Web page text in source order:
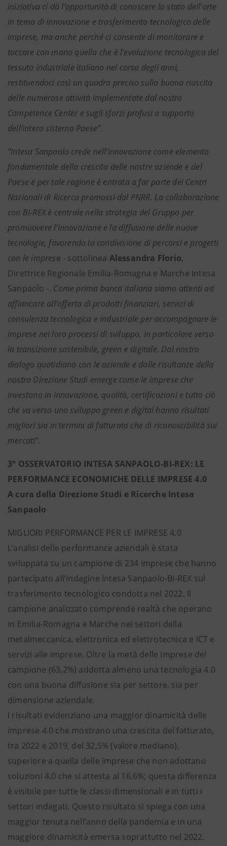
iniziativa ci dà l’opportunità di conoscere lo stato dell’arte
in tema di innovazione e trasferimento tecnologico delle
imprese, ma anche perché ci consente di monitorare e
toccare con mano quella che è l’evoluzione tecnologica del
tessuto industriale italiano nel corso degli anni,
restituendoci così un quadro preciso sulla buona riuscita
delle numerose attività implementate dal nostro
Competence Center e sugli sforzi profusi a supporto
dell’intero sistema Paese”.
“Intesa Sanpaolo crede nell’innovazione come elemento
fondamentale della crescita delle nostre aziende e del
Paese e per tale ragione è entrata a far parte dei Centri
Nazionali di Ricerca promossi dal PNRR. La collaborazione
con BI-REX è centrale nella strategia del Gruppo per
promuovere l’innovazione e la diffusione delle nuove
tecnologie, favorendo la condivisione di percorsi e progetti
con le imprese - sottolinea Alessandra Florio,
Direttrice Regionale Emilia-Romagna e Marche Intesa
Sanpaolo -. Come prima banca italiana siamo attenti ad
affiancare all’offerta di prodotti finanziari, servizi di
consulenza tecnologica e industriale per accompagnare le
imprese nei loro processi di sviluppo, in particolare verso
la transizione sostenibile, green e digitale. Dal nostro
dialogo quotidiano con le aziende e dalle risultanze della
nostra Direzione Studi emerge come le imprese che
investono in innovazione, qualità, certificazioni e tutto ciò
che va verso uno sviluppo green e digital hanno risultati
migliori sia in termini di fatturato che di riconoscibilità sui
mercati”.
3° OSSERVATORIO INTESA SANPAOLO-BI-REX: LE
PERFORMANCE ECONOMICHE DELLE IMPRESE 4.0
A cura della Direzione Studi e Ricerche Intesa
Sanpaolo
MIGLIORI PERFORMANCE PER LE IMPRESE 4.0
L’analisi delle performance aziendali è stata
sviluppata su un campione di 234 imprese che hanno
partecipato all’indagine Intesa Sanpaolo-BI-REX sul
trasferimento tecnologico condotta nel 2022. Il
campione analizzato comprende realtà che operano
in Emilia-Romagna e Marche nei settori della
metalmeccanica, elettronica ed elettrotecnica e ICT e
servizi alle imprese. Oltre la metà delle imprese del
campione (63,2%) addotta almeno una tecnologia 4.0
con una buona diffusione sia per settore, sia per
dimensione aziendale.
I risultati evidenziano una maggior dinamicità delle
imprese 4.0 che mostrano una crescita del fatturato,
tra 2022 e 2019, del 32,5% (valore mediano),
superiore a quella delle imprese che non adottano
soluzioni 4.0 che si attesta al 16,6%; questa differenza
è visibile per tutte le classi dimensionali e in tutti i
settori indagati. Questo risultato si spiega con una
maggior tenuta nell’anno della pandemia e in una
maggiore dinamicità emersa soprattutto nel 2022.